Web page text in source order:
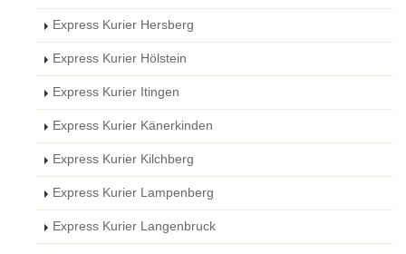
Express Kurier Hersberg
Express Kurier Hölstein
Express Kurier Itingen
Express Kurier Känerkinden
Express Kurier Kilchberg
Express Kurier Lampenberg
Express Kurier Langenbruck